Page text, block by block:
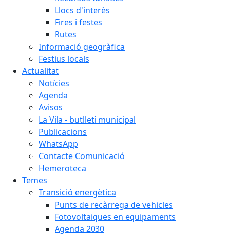
Llocs d'interès
Fires i festes
Rutes
Informació geogràfica
Festius locals
Actualitat
Notícies
Agenda
Avisos
La Vila - butlletí municipal
Publicacions
WhatsApp
Contacte Comunicació
Hemeroteca
Temes
Transició energètica
Punts de recàrrega de vehicles
Fotovoltaiques en equipaments
Agenda 2030